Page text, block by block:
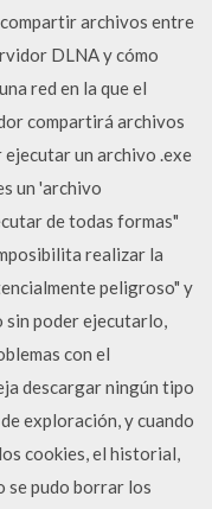
archivos entre
DLNA y cómo
red en la que el
compartirá archivos
un archivo .exe
un 'archivo
de todas formas"
realizar la
peligroso" y
sin poder ejecutarlo,
con el
descargar ningún tipo
exploración, y cuando
cookies, el historial,
se pudo borrar los